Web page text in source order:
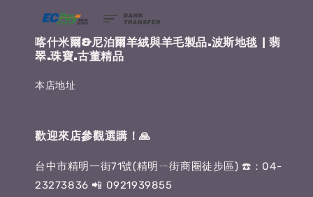
喀什米爾&尼泊爾羊絨與羊毛製品.波斯地毯 | 翡
翠.珠寶.古董精品
本店地址
歡迎來店參觀選購！🙏
台中市精明一街71號(精明ㄧ街商圈徒步區) ☎️：04-
23273836 📲 0921939855